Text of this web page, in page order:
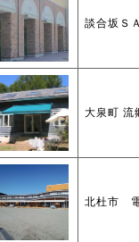
談合坂Ｓ
大泉町 流
北杜市